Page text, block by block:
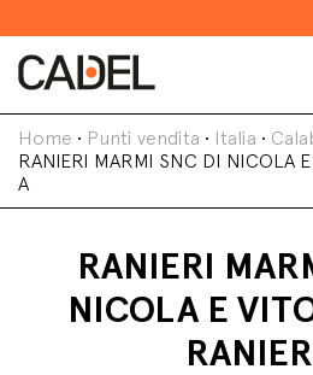
Home • Punti vendita • Italia •
RANIERI MARMI SNC DI NICOLA
A
RANIERI
NICOLA E